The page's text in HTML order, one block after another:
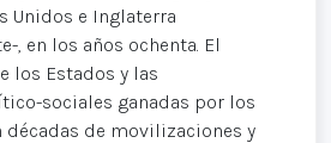
Unidos e Inglaterra
, en los años ochenta. El
los Estados y las
sociales ganadas por los
décadas de movilizaciones y